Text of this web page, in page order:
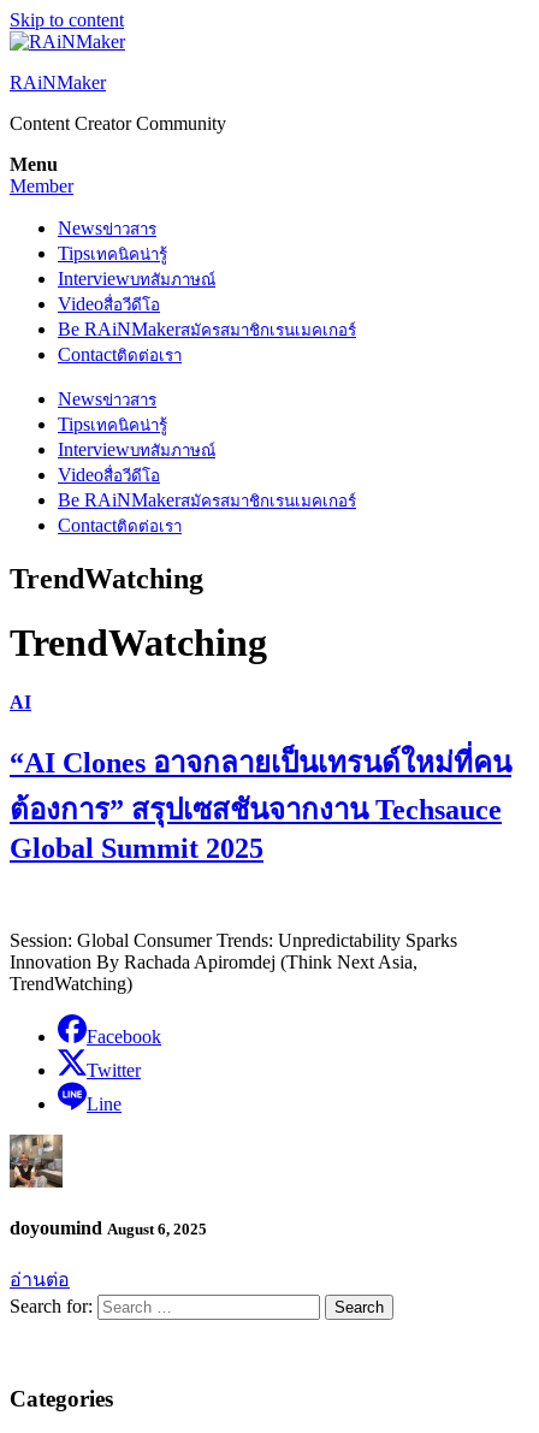
Skip to content
RAiNMaker
Content Creator Community
Menu
Member
Newsข่าวสาร
Tipsเทคนิคน่ารู้
Interviewบทสัมภาษณ์
Videoสื่อวีดีโอ
Be RAiNMakerสมัครสมาชิกเรนเมคเกอร์
Contactติดต่อเรา
Newsข่าวสาร
Tipsเทคนิคน่ารู้
Interviewบทสัมภาษณ์
Videoสื่อวีดีโอ
Be RAiNMakerสมัครสมาชิกเรนเมคเกอร์
Contactติดต่อเรา
TrendWatching
TrendWatching
AI
“AI Clones อาจกลายเป็นเทรนด์ใหม่ที่คน
ต้องการ” สรุปเซสชันจากงาน Techsauce
Global Summit 2025
Session: Global Consumer Trends: Unpredictability Sparks
Innovation By Rachada Apiromdej (Think Next Asia,
TrendWatching)
Facebook
Twitter
Line
doyoumind August 6, 2025
อ่านต่อ
Search for:
Categories